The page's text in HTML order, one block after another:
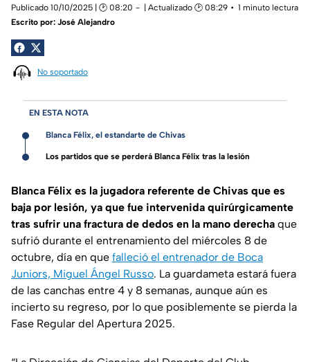
Publicado 10/10/2025 | 🕑 08:20 | Actualizado 🕑 08:29
1 minuto lectura
Escrito por: José Alejandro
No soportado
EN ESTA NOTA
Blanca Félix, el estandarte de Chivas
Los partidos que se perderá Blanca Félix tras la lesión
Blanca Félix es la jugadora referente de Chivas que es
baja por lesión, ya que fue intervenida quirúrgicamente
tras sufrir una fractura de dedos en la mano derecha que
sufrió durante el entrenamiento del miércoles 8 de
octubre, día en que falleció el entrenador de Boca
Juniors, Miguel Ángel Russo. La guardameta estará fuera
de las canchas entre 4 y 8 semanas, aunque aún es
incierto su regreso, por lo que posiblemente se pierda la
Fase Regular del Apertura 2025.